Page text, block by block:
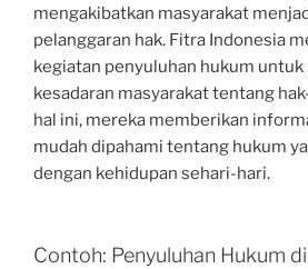
mengakibatkan masyarakat
pelanggaran hak. Fitra Indonesia
kegiatan penyuluhan hukum
kesadaran masyarakat tentang
hal ini, mereka memberikan
mudah dipahami tentang hukum
dengan kehidupan sehari-hari.
Contoh: Penyuluhan Hukum